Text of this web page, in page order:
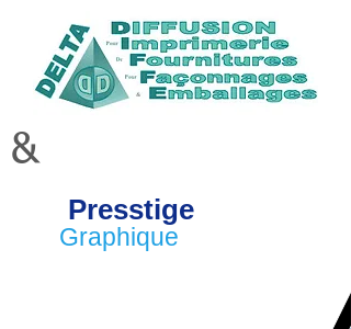
&
Presstige
Graphique